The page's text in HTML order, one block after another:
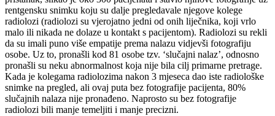
rentgensku snimku koju su dalje pregledavale njegove kolege
radiolozi (radiolozi su vjerojatno jedni od onih liječnika, koji vrlo
malo ili nikada ne dolaze u kontakt s pacijentom). Radiolozi su rekli
da su imali puno više empatije prema nalazu vidjevši fotografiju
osobe. Uz to, pronašli kod 81 osobe tzv. ‘slučajni nalaz’, odnosno
pronašli su neku abnormalnost koja nije bila cilj primarne pretrage.
Kada je kolegama radiolozima nakon 3 mjeseca dao iste radiološke
snimke na pregled, ali ovaj puta bez fotografije pacijenta, 80%
slučajnih nalaza nije pronađeno. Naprosto su bez fotografije
radiolozi bili manje temeljiti i manje precizni.